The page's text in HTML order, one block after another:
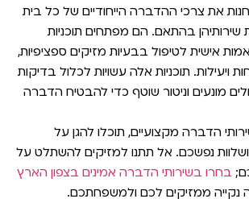
את צרכי ההדברה הייחודיים של כל בית
שירותיהן בהתאם. הם מפתחים תוכניות
אישית לטיפול בבעיות מזיקים ספציפיות,
ויעילות. תוכניות אלה עשויות לכלול בדיקות
מונעים וניטור שוטף כדי להבטיח הדברה
הדברה מקצועיים, תוכלו להגן על
נפשכם. אל תתנו למזיקים להשתלט על
בחרו בשירותי הדברה אמינים בצפון הארץ
נקייה ממזיקים לכם ולמשפחתכם.